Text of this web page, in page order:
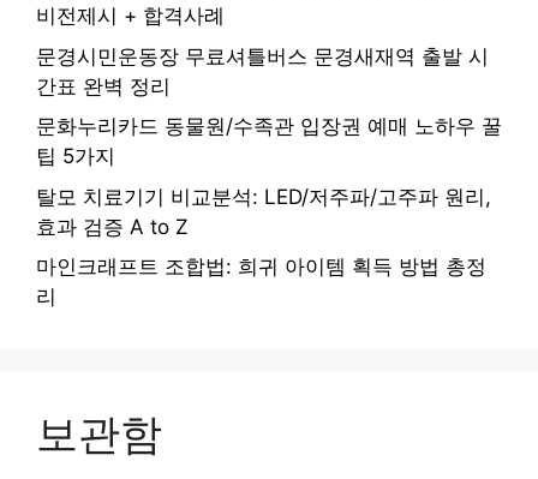
비전제시 + 합격사례
문경시민운동장 무료셔틀버스 문경새재역 출발 시
간표 완벽 정리
문화누리카드 동물원/수족관 입장권 예매 노하우 꿀
팁 5가지
탈모 치료기기 비교분석: LED/저주파/고주파 원리,
효과 검증 A to Z
마인크래프트 조합법: 희귀 아이템 획득 방법 총정
리
보관함